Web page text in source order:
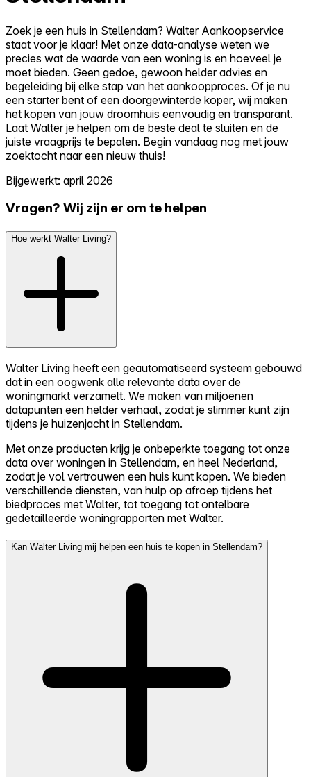
Zoek je een huis in Stellendam? Walter Aankoopservice
staat voor je klaar! Met onze data-analyse weten we
precies wat de waarde van een woning is en hoeveel je
moet bieden. Geen gedoe, gewoon helder advies en
begeleiding bij elke stap van het aankoopproces. Of je nu
een starter bent of een doorgewinterde koper, wij maken
het kopen van jouw droomhuis eenvoudig en transparant.
Laat Walter je helpen om de beste deal te sluiten en de
juiste vraagprijs te bepalen. Begin vandaag nog met jouw
zoektocht naar een nieuw thuis!
Bijgewerkt: april 2026
Vragen? Wij zijn er om te helpen
Hoe werkt Walter Living?
Walter Living heeft een geautomatiseerd systeem gebouwd
dat in een oogwenk alle relevante data over de
woningmarkt verzamelt. We maken van miljoenen
datapunten een helder verhaal, zodat je slimmer kunt zijn
tijdens je huizenjacht in Stellendam.
Met onze producten krijg je onbeperkte toegang tot onze
data over woningen in Stellendam, en heel Nederland,
zodat je vol vertrouwen een huis kunt kopen. We bieden
verschillende diensten, van hulp op afroep tijdens het
biedproces met Walter, tot toegang tot ontelbare
gedetailleerde woningrapporten met Walter.
Kan Walter Living mij helpen een huis te kopen in Stellendam?